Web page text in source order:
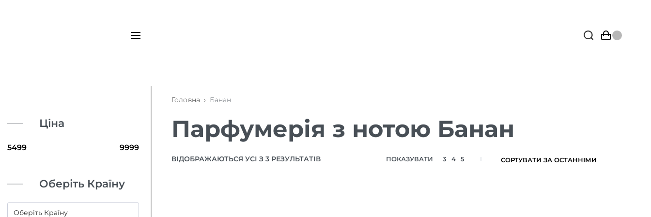
Ціна
Оберіть Країну
Головна › Банан
Парфумерія з нотою Банан
ВІДОБРАЖАЮТЬСЯ УСІ З 3 РЕЗУЛЬТАТІВ ПОКАЗУВАТИ 3 4 5